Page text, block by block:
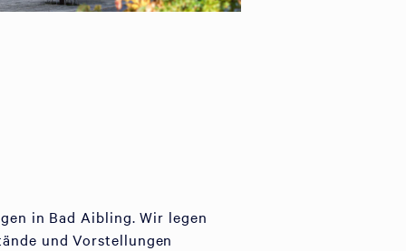
in Bad Aibling. Wir legen
und Vorstellungen